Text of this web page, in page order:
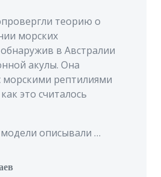
теорию о
морских
в Австралии
акулы. Она
морскими рептилиями
это считалось
описывали …